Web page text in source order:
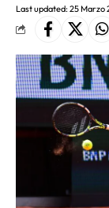
Last updated: 25 Marzo